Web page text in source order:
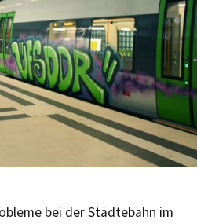
bei der Städtebahn im